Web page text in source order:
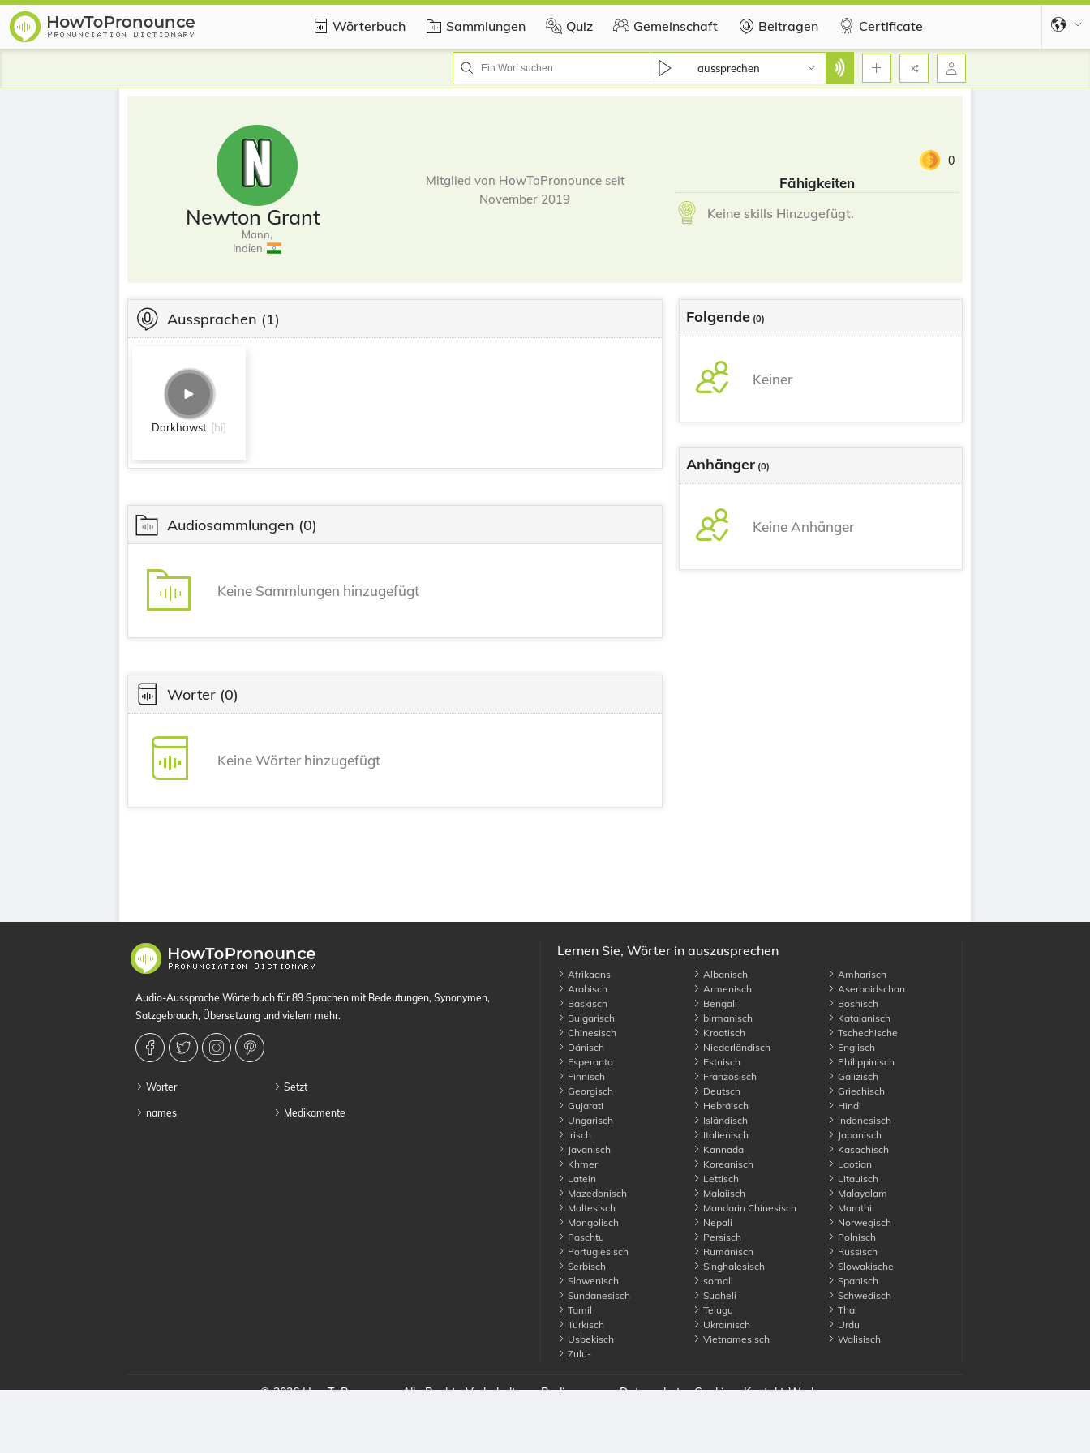
Wörterbuch Sammlungen Quiz Gemeinschaft Beitragen Certificate
aussprechen
Newton Grant
Mann,
Indien
Mitglied von HowToPronounce seit
November 2019
0
Fähigkeiten
Keine skills Hinzugefügt.
Aussprachen (1)
Darkhawst [hi]
Audiosammlungen (0)
Keine Sammlungen hinzugefügt
Worter (0)
Keine Wörter hinzugefügt
Folgende (0)
Keiner
Anhänger (0)
Keine Anhänger
Audio-Aussprache Wörterbuch für 89 Sprachen mit Bedeutungen, Synonymen,
Satzgebrauch, Übersetzung und vielem mehr.
Worter
names
Setzt
Medikamente
Lernen Sie, Wörter in auszusprechen
Afrikaans Albanisch
Amharisch
Arabisch
Armenisch
Aserbaidschan
Baskisch
Bengali
Bosnisch
Bulgarisch
birmanisch
Katalanisch
Chinesisch
Kroatisch
Tschechische
Dänisch
Niederländisch
Englisch
Esperanto
Estnisch
Philippinisch
Finnisch
Französisch
Galizisch
Georgisch
Deutsch
Griechisch
Gujarati
Hebräisch
Hindi
Ungarisch
Isländisch
Indonesisch
Irisch
Italienisch
Japanisch
Javanisch
Kannada
Kasachisch
Khmer
Koreanisch
Laotian
Latein
Lettisch
Litauisch
Mazedonisch
Malaiisch
Malayalam
Maltesisch
Mandarin Chinesisch
Marathi
Mongolisch
Nepali
Norwegisch
Paschtu
Persisch
Polnisch
Portugiesisch
Rumänisch
Russisch
Serbisch
Singhalesisch
Slowakische
Slowenisch
somali
Spanisch
Sundanesisch
Suaheli
Schwedisch
Tamil
Telugu
Thai
Türkisch
Ukrainisch
Urdu
Usbekisch
Vietnamesisch
Walisisch
Zulu-
© 2026 HowToPronounce. Alle Rechte Vorbehalten Bedingungen Datenschutz Cookies Kontakt Werben